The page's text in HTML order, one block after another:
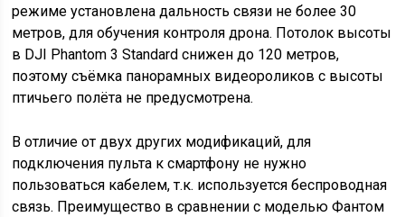
режиме установлена дальность связи не более 30
метров, для обучения контроля дрона. Потолок высоты
в DJI Phantom 3 Standard снижен до 120 метров,
поэтому съёмка панорамных видеороликов с высоты
птичьего полёта не предусмотрена.
В отличие от двух других модификаций, для
подключения пульта к смартфону не нужно
пользоваться кабелем, т.к. используется беспроводная
связь. Преимущество в сравнении с моделью Фантом